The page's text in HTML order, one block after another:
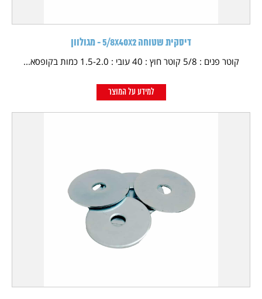
דיסקית שטוחה 5/8X40X2 - מגולוון
קוטר פנים : 5/8 קוטר חוץ : 40 עובי : 1.5-2.0 כמות בקופסא...
למידע על המוצר